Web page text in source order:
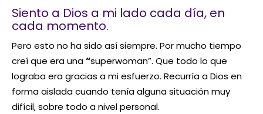
Siento a Dios a mi lado cada día, en
cada momento.
Pero esto no ha sido así siempre. Por mucho tiempo
creí que era una“superwoman”. Que todo lo que
lograba era gracias a mi esfuerzo. Recurría a Dios en
forma aislada cuando tenía alguna situación muy
difícil, sobre todo a nivel personal.